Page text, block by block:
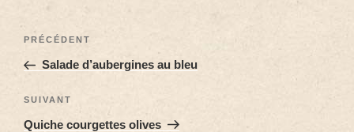
PRÉCÉDENT
Salade d’aubergines au bleu
SUIVANT
Quiche courgettes olives